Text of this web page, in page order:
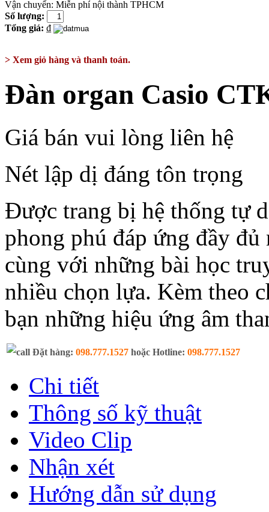
Vận chuyển: Miễn phí nội thành TPHCM
Số lượng:
Tổng giá: ₫
> Xem giỏ hàng và thanh toán.
Đàn organ Casio
Giá bán vui lòng liên hệ
Nét lập dị đáng tôn trọng
Được trang bị hệ thống tự
phong phú đáp ứng đầy
cùng với những bài học
nhiều chọn lựa. Kèm theo
bạn những hiệu ứng âm
Đặt hàng: 098.777.1527 hoặc Hotline: 098.777.1527
Chi tiết
Thông số kỹ thuật
Video Clip
Nhận xét
Hướng dẫn sử dụng